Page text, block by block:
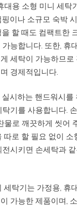
대용 소형 미니 세탁
이나 소규모 숙박
할 때도 컴팩트한
능합니다. 또한, 휴
세탁이 가능하므로
경제적입니다.
시하는 핸드워시를
기를 사용합니다.
물로 깨끗하게 씻어
따로 할 필요 없이 소
시키면 손세탁과
세탁기는 가정용, 휴
가능한 제품이며,